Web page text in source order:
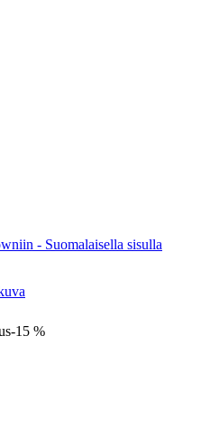
- Suomalaisella sisulla
-15 %